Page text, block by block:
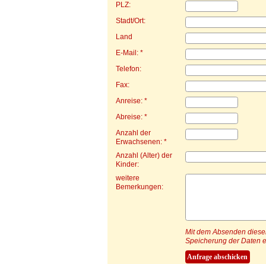
PLZ:
Stadt/Ort:
Land
E-Mail: *
Telefon:
Fax:
Anreise: *
Abreise: *
Anzahl der
Erwachsenen: *
Anzahl (Alter) der
Kinder:
weitere
Bemerkungen:
Mit dem Absenden
Speicherung der Daten